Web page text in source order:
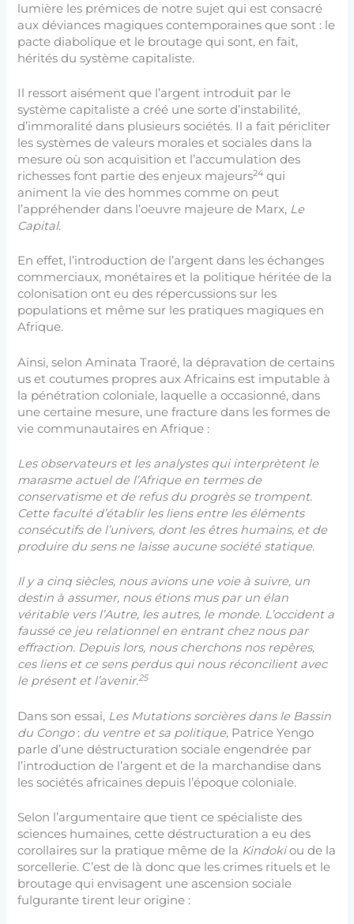
lumière les prémices de notre sujet qui est consacré
aux déviances magiques contemporaines que sont : le
pacte diabolique et le broutage qui sont, en fait,
hérités du système capitaliste.
Il ressort aisément que l’argent introduit par le
système capitaliste a créé une sorte d’instabilité,
d’immoralité dans plusieurs sociétés. Il a fait péricliter
les systèmes de valeurs morales et sociales dans la
mesure où son acquisition et l’accumulation des
richesses font partie des enjeux majeurs24 qui
animent la vie des hommes comme on peut
l’appréhender dans l’oeuvre majeure de Marx, Le
Capital.
En effet, l’introduction de l’argent dans les échanges
commerciaux, monétaires et la politique héritée de la
colonisation ont eu des répercussions sur les
populations et même sur les pratiques magiques en
Afrique.
Ainsi, selon Aminata Traoré, la dépravation de certains
us et coutumes propres aux Africains est imputable à
la pénétration coloniale, laquelle a occasionné, dans
une certaine mesure, une fracture dans les formes de
vie communautaires en Afrique :
Les observateurs et les analystes qui interprètent le
marasme actuel de l’Afrique en termes de
conservatisme et de refus du progrès se trompent.
Cette faculté d’établir les liens entre les éléments
consécutifs de l’univers, dont les êtres humains, et de
produire du sens ne laisse aucune société statique.
Il y a cinq siècles, nous avions une voie à suivre, un
destin à assumer, nous étions mus par un élan
véritable vers l’Autre, les autres, le monde. L’occident a
faussé ce jeu relationnel en entrant chez nous par
effraction. Depuis lors, nous cherchons nos repères,
ces liens et ce sens perdus qui nous réconcilient avec
le présent et l’avenir.25
Dans son essai, Les Mutations sorcières dans le Bassin
du Congo : du ventre et sa politique, Patrice Yengo
parle d’une déstructuration sociale engendrée par
l’introduction de l’argent et de la marchandise dans
les sociétés africaines depuis l’époque coloniale.
Selon l’argumentaire que tient ce spécialiste des
sciences humaines, cette déstructuration a eu des
corollaires sur la pratique même de la Kindokiou de la
sorcellerie. C’est de là donc que les crimes rituels et le
broutage qui envisagent une ascension sociale
fulgurante tirent leur origine :